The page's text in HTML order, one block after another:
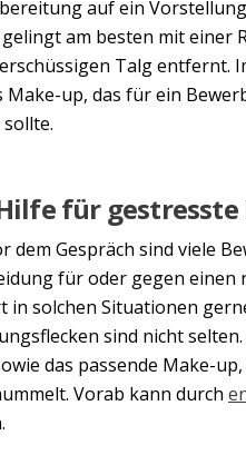
auf ein
gelingt am besten mit einer
Talg entfernt.
Make-up, das für ein
Hilfe für
dem Gespräch sind viele
für oder gegen einen
in solchen Situationen
sind nicht
das passende Make-
Vorab kann durch